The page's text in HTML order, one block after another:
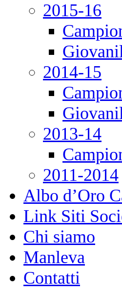
2015-16
2014-15
2013-14
2011-2014
Albo d’Oro
Link Siti
Chi siamo
Manleva
Contatti